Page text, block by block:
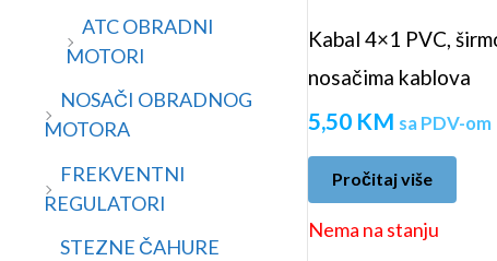
ATC OBRADNI
MOTORI
NOSAČI OBRADNOG
MOTORA
FREKVENTNI
REGULATORI
STEZNE ČAHURE
Kabal 4×1 PVC,
nosačima kablova
5,50 KM sa PDV-om
Pročitaj više
Nema na stanju